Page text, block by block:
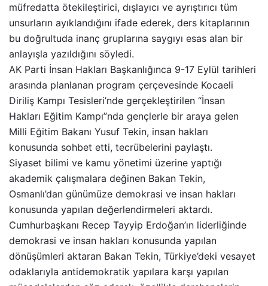
müfredatta ötekileştirici, dışlayıcı ve ayrıştırıcı tüm
unsurların ayıklandığını ifade ederek, ders kitaplarının
bu doğrultuda inanç gruplarına saygıyı esas alan bir
anlayışla yazıldığını söyledi.
AK Parti İnsan Hakları Başkanlığınca 9-17 Eylül tarihleri
arasında planlanan program çerçevesinde Kocaeli
Diriliş Kampı Tesisleri’nde gerçekleştirilen “İnsan
Hakları Eğitim Kampı”nda gençlerle bir araya gelen
Milli Eğitim Bakanı Yusuf Tekin, insan hakları
konusunda sohbet etti, tecrübelerini paylaştı.
Siyaset bilimi ve kamu yönetimi üzerine yaptığı
akademik çalışmalara değinen Bakan Tekin,
Osmanlı’dan günümüze demokrasi ve insan hakları
konusunda yapılan değerlendirmeleri aktardı.
Cumhurbaşkanı Recep Tayyip Erdoğan’ın liderliğinde
demokrasi ve insan hakları konusunda yapılan
dönüşümleri aktaran Bakan Tekin, Türkiye’deki vesayet
odaklarıyla antidemokratik yapılara karşı yapılan